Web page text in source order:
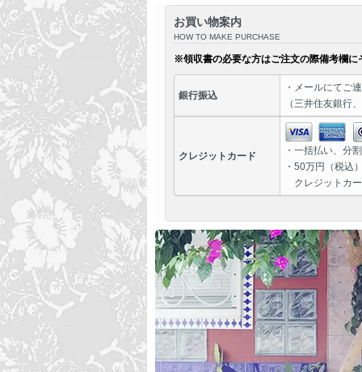
お買い物案内
HOW TO MAKE PURCHASE
※領収書の必要な方はご注文の際備考欄に
銀行振込
・ メールにてご
（三井住友銀行
クレジットカード
・一括払い、分
・50万円（税込
クレジットカー